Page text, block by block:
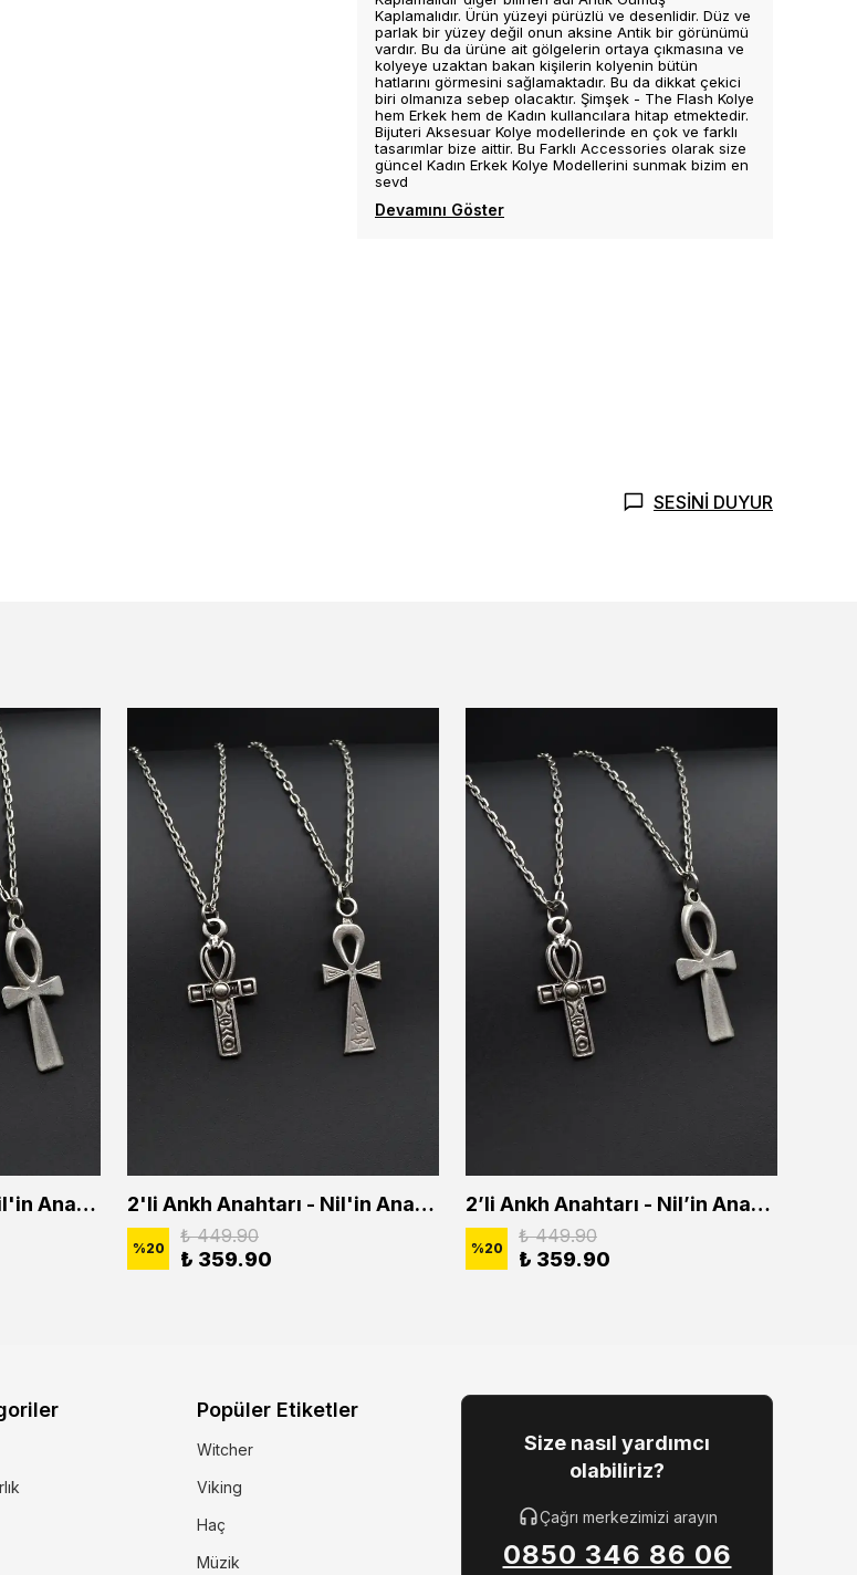
Kaplamalıdır. Ürün yüzeyi pürüzlü ve desenlidir. Düz ve
parlak bir yüzey değil onun aksine Antik bir görünümü
vardır. Bu da ürüne ait gölgelerin ortaya çıkmasına ve
kolyeye uzaktan bakan kişilerin kolyenin bütün
hatlarını görmesini sağlamaktadır. Bu da dikkat çekici
biri olmanıza sebep olacaktır. Şimşek - The Flash Kolye
hem Erkek hem de Kadın kullancılara hitap etmektedir.
Bijuteri Aksesuar Kolye modellerinde en çok ve farklı
tasarımlar bize aittir. Bu Farklı Accessories olarak size
güncel Kadın Erkek Kolye Modellerini sunmak bizim en
sevd
Devamını Göster
SESİNİ DUYUR
2'li Ankh Anahtarı - Nil'in Anahtarı - Kuru Kafa Erkek Kadın Kolye Seti 2'li Ankh Anahtarı - Nil'in Anahtarı Erkek Kadın Kolye Seti
%20
₺ 449.90
₺ 359.90
2’li Ankh Anahtarı - Nil’in Anahtarı Erkek Kadın Kolye Seti
%20
₺ 449.90
₺ 359.90
Popüler Etiketler
Witcher
Viking
Haç
Müzik
Size nasıl yardımcı
olabiliriz?
Çağrı merkezimizi arayın
0850 346 86 06